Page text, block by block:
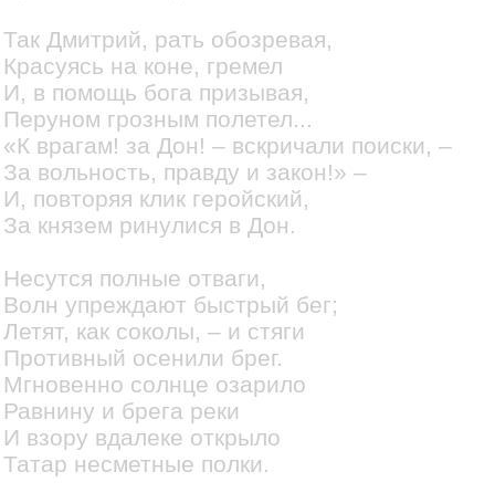
Так Дмитрий, рать обозревая,
Красуясь на коне, гремел
И, в помощь бога призывая,
Перуном грозным полетел...
«К врагам! за Дон! – вскричали поиски, –
За вольность, правду и закон!» –
И, повторяя клик геройский,
За князем ринулися в Дон.
Несутся полные отваги,
Волн упреждают быстрый бег;
Летят, как соколы, – и стяги
Противный осенили брег.
Мгновенно солнце озарило
Равнину и брега реки
И взору вдалеке открыло
Татар несметные полки.